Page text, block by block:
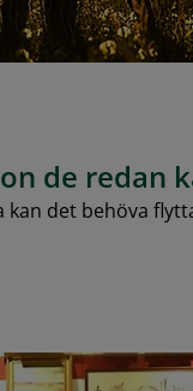
de redan
kan det behöva